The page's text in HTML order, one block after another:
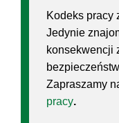
Kodeks pracy
Jedynie
konsekwencji
Zapraszamy
pracy.